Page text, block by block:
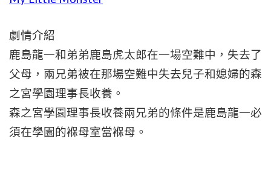
劇情介紹
鹿島龍一和弟弟鹿島虎太郎在一場空難中，失去了
父母，兩兄弟被在那場空難中失去兒子和媳婦的森
之宮學園理事長收養。
森之宮學園理事長收養兩兄弟的條件是鹿島龍一必
須在學園的褓母室當褓母。